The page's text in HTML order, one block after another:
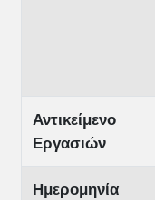
Αντικείμενο
Εργασιών
Ημερομηνία